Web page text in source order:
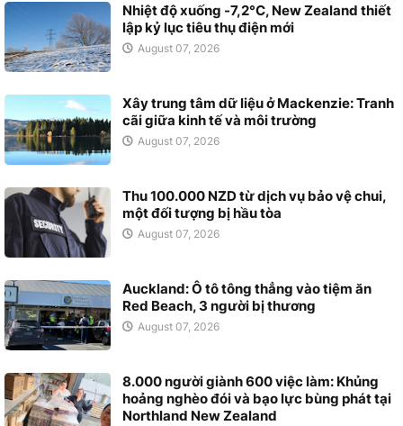
Nhiệt độ xuống -7,2°C, New Zealand thiết
lập kỷ lục tiêu thụ điện mới
August 07, 2026
Xây trung tâm dữ liệu ở Mackenzie: Tranh
cãi giữa kinh tế và môi trường
August 07, 2026
Thu 100.000 NZD từ dịch vụ bảo vệ chui,
một đối tượng bị hầu tòa
August 07, 2026
Auckland: Ô tô tông thẳng vào tiệm ăn
Red Beach, 3 người bị thương
August 07, 2026
8.000 người giành 600 việc làm: Khủng
hoảng nghèo đói và bạo lực bùng phát tại
Northland New Zealand